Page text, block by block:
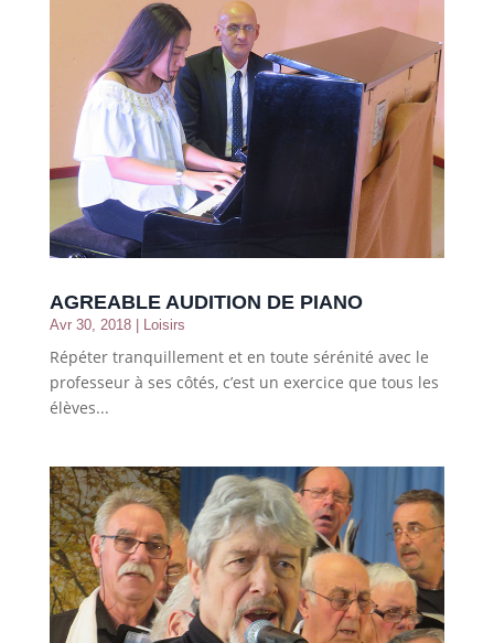
AGREABLE AUDITION DE PIANO
Avr 30, 2018| Loisirs
Répéter tranquillement et en toute sérénité avec le
professeur à ses côtés, c’est un exercice que tous les
élèves...